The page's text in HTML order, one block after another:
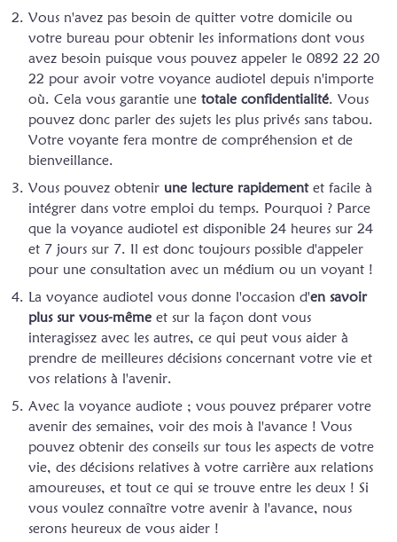
Vous n'avez pas besoin de quitter votre domicile ou
votre bureau pour obtenir les informations dont vous
avez besoin puisque vous pouvez appeler le 0892 22 20
22 pour avoir votre voyance audiotel depuis n'importe
où. Cela vous garantie une totale confidentialité. Vous
pouvez donc parler des sujets les plus privés sans tabou.
Votre voyante fera montre de compréhension et de
bienveillance.
Vous pouvez obtenir une lecture rapidementet facile à
intégrer dans votre emploi du temps. Pourquoi ? Parce
que la voyance audiotel est disponible 24 heures sur 24
et 7 jours sur 7. Il est donc toujours possible d'appeler
pour une consultation avec un médium ou un voyant !
La voyance audiotel vous donne l'occasion d'en savoir
plus sur vous-même et sur la façon dont vous
interagissez avec les autres, ce qui peut vous aider à
prendre de meilleures décisions concernant votre vie et
vos relations à l'avenir.
Avec la voyance audiote ; vous pouvez préparer votre
avenir des semaines, voir des mois à l'avance ! Vous
pouvez obtenir des conseils sur tous les aspects de votre
vie, des décisions relatives à votre carrière aux relations
amoureuses, et tout ce qui se trouve entre les deux ! Si
vous voulez connaître votre avenir à l'avance, nous
serons heureux de vous aider !